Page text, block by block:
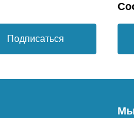
Подписаться
Мы